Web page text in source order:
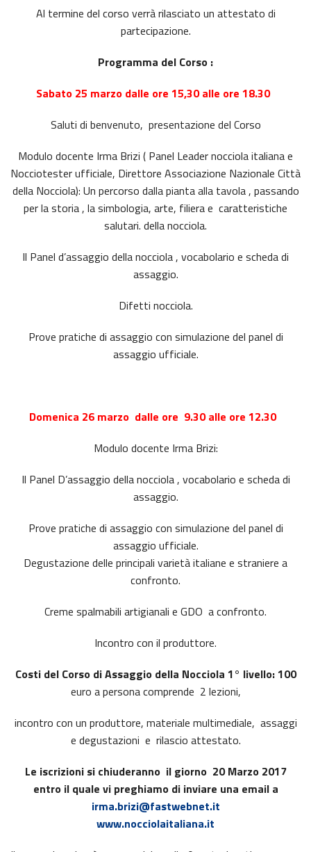
Al termine del corso verrà rilasciato un attestato di
partecipazione.
Programma del Corso :
Sabato 25 marzo dalle ore 15,30 alle ore 18.30
Saluti di benvenuto, presentazione del Corso
Modulo docente Irma Brizi ( Panel Leader nocciola italiana e
Nocciotester ufficiale, Direttore Associazione Nazionale Città
della Nocciola): Un percorso dalla pianta alla tavola , passando
per la storia , la simbologia, arte, filiera e caratteristiche
salutari. della nocciola.
Il Panel d’assaggio della nocciola , vocabolario e scheda di
assaggio.
Difetti nocciola.
Prove pratiche di assaggio con simulazione del panel di
assaggio ufficiale.
Domenica 26 marzo dalle ore 9.30 alle ore 12.30
Modulo docente Irma Brizi:
Il Panel D’assaggio della nocciola , vocabolario e scheda di
assaggio.
Prove pratiche di assaggio con simulazione del panel di
assaggio ufficiale.
Degustazione delle principali varietà italiane e straniere a
confronto.
Creme spalmabili artigianali e GDO a confronto.
Incontro con il produttore.
Costi del Corso di Assaggio della Nocciola 1° livello: 100
euro a persona comprende 2 lezioni,
incontro con un produttore, materiale multimediale, assaggi
e degustazioni e rilascio attestato.
Le iscrizioni si chiuderanno il giorno 20 Marzo 2017
entro il quale vi preghiamo di inviare una email a
irma.brizi@fastwebnet.it
www.nocciolaitaliana.it